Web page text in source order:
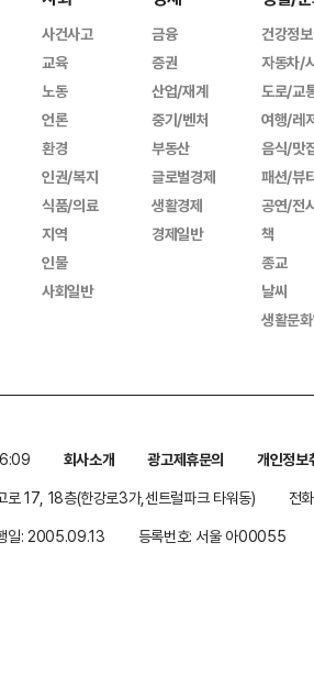
사건사고
교육
노동
언론
환경
인권/복지
식품/의료
지역
인물
사회일반
금융
증권
산업/재계
중기/벤처
부동산
글로벌경제
생활경제
경제일반
건강정보
자동차/
도로/교
여행/레
음식/맛
패션/뷰
공연/전
책
종교
날씨
생활문
회사소개 광고제휴문의
개인정보
로 17, 18층(한강로3가,센트럴파크 타워동)
전
일: 2005.09.13 등록번호: 서울 아00055